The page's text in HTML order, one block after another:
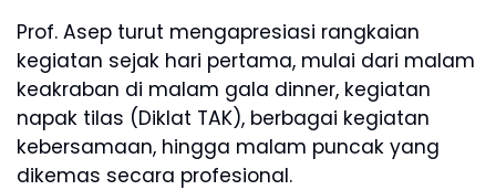
Prof. Asep turut mengapresiasi rangkaian
kegiatan sejak hari pertama, mulai dari malam
keakraban di malam gala dinner, kegiatan
napak tilas (Diklat TAK), berbagai kegiatan
kebersamaan, hingga malam puncak yang
dikemas secara profesional.